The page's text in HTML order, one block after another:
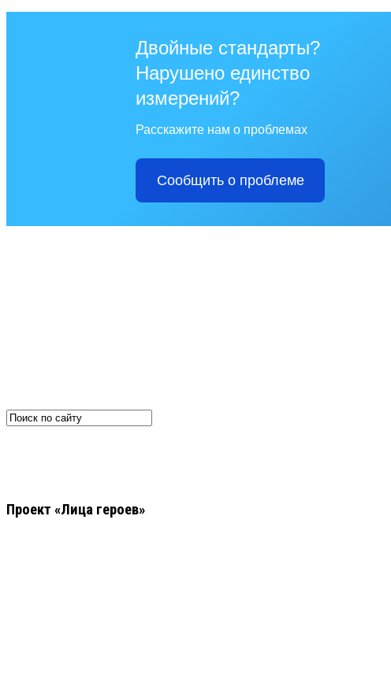
Двойные стандарты?
Нарушено единство
измерений?
Расскажите нам о проблемах
Сообщить о проблеме
Проект «Лица героев»